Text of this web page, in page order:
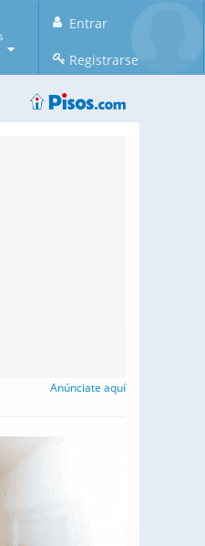
Entrar
Registrarse
Anúnciate aquí